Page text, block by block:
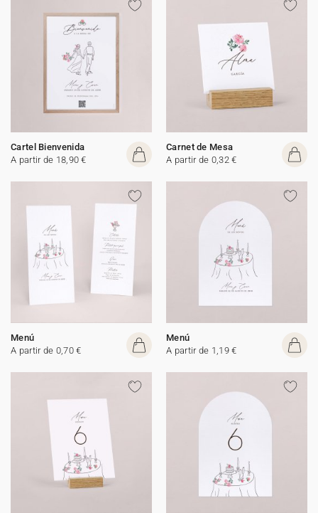
Cartel Bienvenida
A partir de 18,90 €
Carnet de Mesa
A partir de 0,32 €
Menú
A partir de 0,70 €
Menú
A partir de 1,19 €